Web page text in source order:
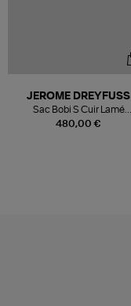
480,00 €
JEROME DREYFUSS
Sac Bobi S Cuir Lamé
Champagne